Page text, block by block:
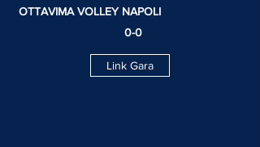
OTTAVIMA VOLLEY NAPOLI
0-0
Link Gara